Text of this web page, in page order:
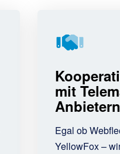
mit
Anbietern
Egal ob
YellowFox –